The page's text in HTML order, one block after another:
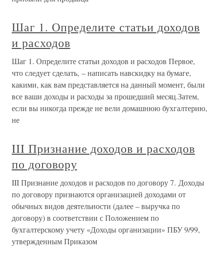
Шаг 1. Определите статьи доходов
и расходов
Шаг 1. Определите статьи доходов и расходов Первое,
что следует сделать, – написать навскидку на бумаге,
какими, как вам представляется на данный момент, были
все ваши доходы и расходы за прошедший месяц.Затем,
если вы никогда прежде не вели домашнюю бухгалтерию,
не
III Признание доходов и расходов
по договору
III Признание доходов и расходов по договору 7. Доходы
по договору признаются организацией доходами от
обычных видов деятельности (далее – выручка по
договору) в соответствии с Положением по
бухгалтерскому учету «Доходы организации» ПБУ 9/99,
утвержденным Приказом